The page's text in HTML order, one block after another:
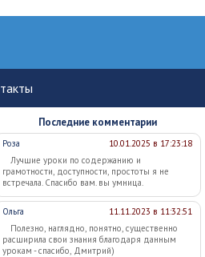
Последние комментарии
Роза
10.01.2025 в 17:23:18
Лучшие уроки по содержанию и
грамотности, доступности, простоты я не
встречала. Спасибо вам. вы умница.
Ольга
11.11.2023 в 11:32:51
Полезно, наглядно, понятно, существенно
расширила свои знания благодаря данным
урокам - спасибо, Дмитрий)